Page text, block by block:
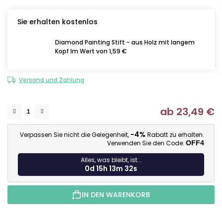
Sie erhalten kostenlos
Diamond Painting Stift - aus Holz mit langem
Kopf Im Wert von 1,59 €
Versand und Zahlung
ab 23,49 €
Verpassen Sie nicht die Gelegenheit, -4% Rabatt zu erhalten.
Verwenden Sie den Code: OFF4
Alles, was bleibt, ist...
0d 15h 13m 30s
IN DEN WARENKORB